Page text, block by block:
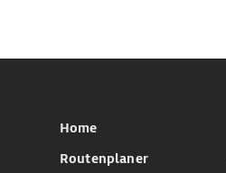
Home
Routenplaner